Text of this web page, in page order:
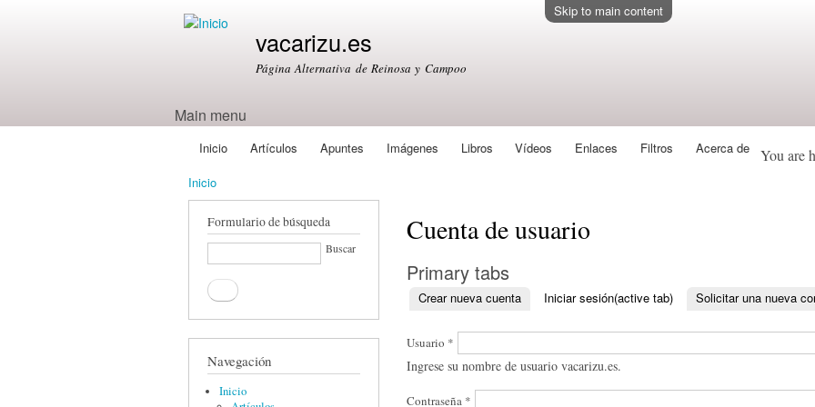
Skip to main content
vacarizu.es
Página Alternativa de Reinosa y Campoo
Main menu
Inicio Artículos Apuntes Imágenes Libros Vídeos Enlaces Filtros Acerca de You are
Inicio
Formulario de búsqueda
Buscar
Navegación
Inicio
Cuenta de usuario
Primary tabs
Crear nueva cuenta Iniciar sesión(active tab) Solicitar una nueva
Usuario *
Ingrese su nombre de usuario vacarizu.es.
Contraseña *